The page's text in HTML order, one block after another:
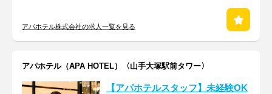
アパホテル株式会社の求人一覧を見る
アパホテル（APA HOTEL）〈山手大塚駅前タワー〉
【アパホテルスタッフ】未経験OK